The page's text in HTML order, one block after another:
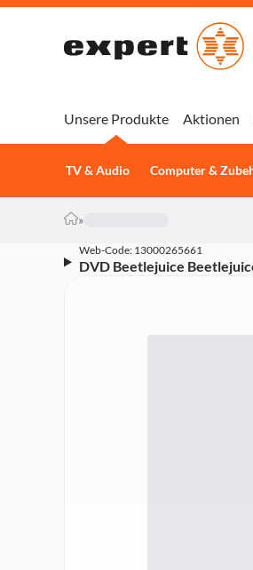
Unsere Produkte
TV & Audio Computer &
Aktionen
»
Web-Code: 13000265661
DVD Beetlejuice